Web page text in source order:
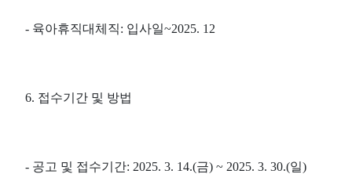
- 육아휴직대체직: 입사일~2025. 12
6. 접수기간 및 방법
- 공고 및 접수기간: 2025. 3. 14.(금) ~ 2025. 3. 30.(일)